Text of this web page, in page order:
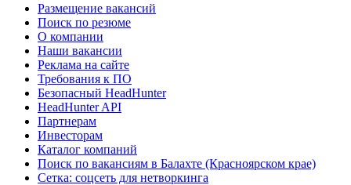
Размещение вакансий
Поиск по резюме
О компании
Наши вакансии
Реклама на сайте
Требования к ПО
Безопасный HeadHunter
HeadHunter API
Партнерам
Инвесторам
Каталог компаний
Поиск по вакансиям в Балахте (Красноярском крае)
Сетка: соцсеть для нетворкинга